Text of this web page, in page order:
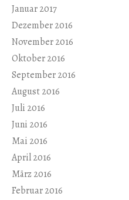
Januar 2017
Dezember 2016
November 2016
Oktober 2016
September 2016
August 2016
Juli 2016
Juni 2016
Mai 2016
April 2016
März 2016
Februar 2016